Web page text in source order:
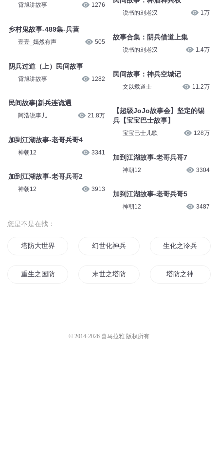
霄旭讲故事 1276
乡村鬼故事-489集-兵营
壹壹_嫣然有声 505
阴兵过道（上）民间故事
霄旭讲故事 1282
民间故事|新兵连诡遇
阿浩说事儿 21.8万
加到江湖故事-老哥兵哥4
神朝12 3341
加到江湖故事-老哥兵哥2
神朝12 3913
说书的刘老汉 1万
故事合集：阴兵借道上集
说书的刘老汉 1.4万
民间故事：神兵空城记
文以载道士 11.2万
【超级JoJo故事会】坚定的锡
兵【宝宝巴士故事】
宝宝巴士儿歌 128万
加到江湖故事-老哥兵哥7
神朝12 3304
加到江湖故事-老哥兵哥5
神朝12 3487
您是不是在找：
塔防大世界 幻世化神兵 生化之冷兵传奇
重生之国防系统 末世之塔防 塔防之神
© 2014-2026 喜马拉雅 版权所有